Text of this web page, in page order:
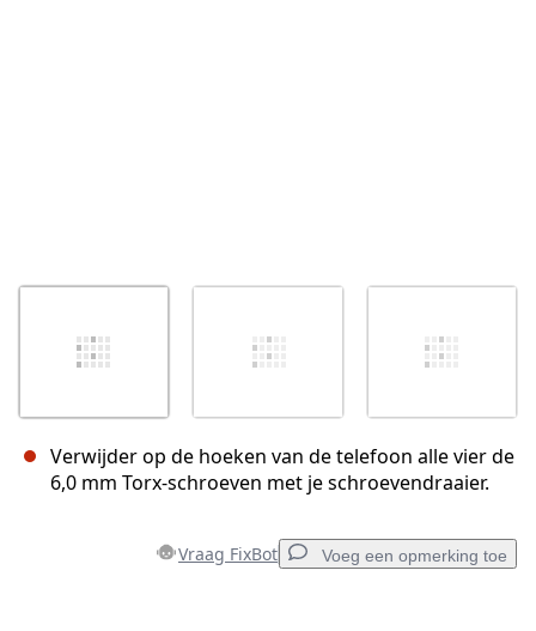
Verwijder op de hoeken van de telefoon alle vier de
6,0 mm Torx-schroeven met je schroevendraaier.
Vraag FixBot Voeg een opmerking toe